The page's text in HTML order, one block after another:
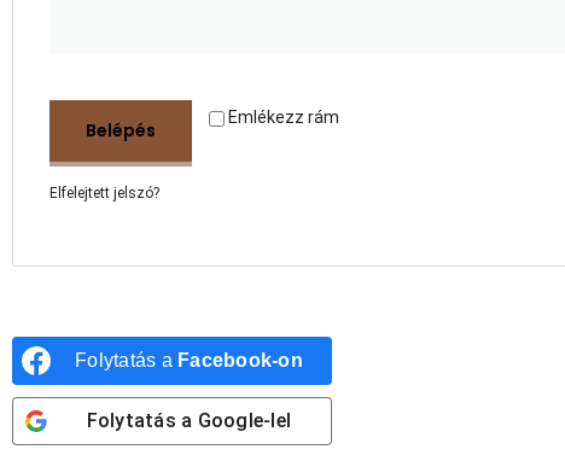
Emlékezz rám
Belépés
Elfelejtett jelszó?
Folytatás a Facebook-on
Folytatás a Google-lel